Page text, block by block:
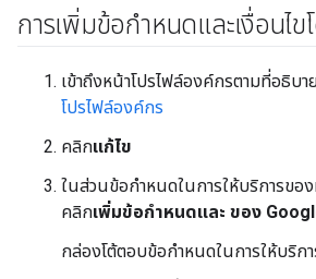
การเพิ่มข้อกำหนดและเงื่อนไข
เข้าถึงหน้าโปรไฟล์องค์กรตามที่อธิบา
โปรไฟล์องค์กร
คลิกแก้ไข
ในส่วนข้อกำหนดในการให้บริการขอ
คลิกเพิ่มข้อกำหนดและ ของ
กล่องโต้ตอบข้อกำหนดในการให้บริก